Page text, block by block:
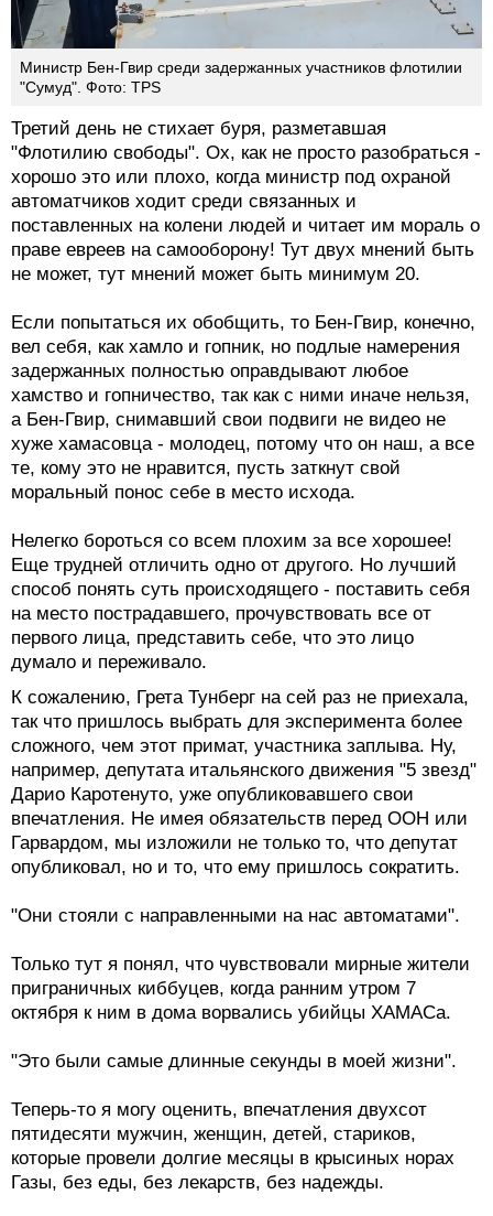
Министр Бен-Гвир среди задержанных участников флотилии
"Сумуд". Фото: TPS
Третий день не стихает буря, разметавшая
"Флотилию свободы". Ох, как не просто разобраться -
хорошо это или плохо, когда министр под охраной
автоматчиков ходит среди связанных и
поставленных на колени людей и читает им мораль о
праве евреев на самооборону! Тут двух мнений быть
не может, тут мнений может быть минимум 20.
Если попытаться их обобщить, то Бен-Гвир, конечно,
вел себя, как хамло и гопник, но подлые намерения
задержанных полностью оправдывают любое
хамство и гопничество, так как с ними иначе нельзя,
а Бен-Гвир, снимавший свои подвиги не видео не
хуже хамасовца - молодец, потому что он наш, а все
те, кому это не нравится, пусть заткнут свой
моральный понос себе в место исхода.
Нелегко бороться со всем плохим за все хорошее!
Еще трудней отличить одно от другого. Но лучший
способ понять суть происходящего - поставить себя
на место пострадавшего, прочувствовать все от
первого лица, представить себе, что это лицо
думало и переживало.
К сожалению, Грета Тунберг на сей раз не приехала,
так что пришлось выбрать для эксперимента более
сложного, чем этот примат, участника заплыва. Ну,
например, депутата итальянского движения "5 звезд"
Дарио Каротенуто, уже опубликовавшего свои
впечатления. Не имея обязательств перед ООН или
Гарвардом, мы изложили не только то, что депутат
опубликовал, но и то, что ему пришлось сократить.
"Они стояли с направленными на нас автоматами".
Только тут я понял, что чувствовали мирные жители
приграничных киббуцев, когда ранним утром 7
октября к ним в дома ворвались убийцы ХАМАСа.
"Это были самые длинные секунды в моей жизни".
Теперь-то я могу оценить, впечатления двухсот
пятидесяти мужчин, женщин, детей, стариков,
которые провели долгие месяцы в крысиных норах
Газы, без еды, без лекарств, без надежды.